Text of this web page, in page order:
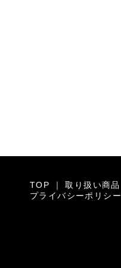
TOP ｜ 取り扱い商品
プライバシーポリシー